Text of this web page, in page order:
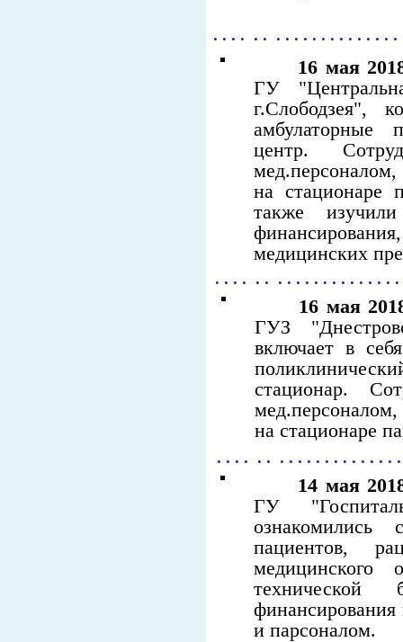
. . . . . . . . . . . . . . . . . . . .
16 мая
ГУ
г.Слободзея",
амбулаторные
центр.
мед.персоналом,
на стационаре
также изучили
медицинских
. . . . . . . . . . . . . . . . . . . .
16 мая
ГУЗ
включает в
стационар.
на стационаре
. . . . . . . . . . . . . . . . . . . .
14 мая
ГУ
ознакомились
пациентов,
медицинского
технической
финансирования
и парсоналом.